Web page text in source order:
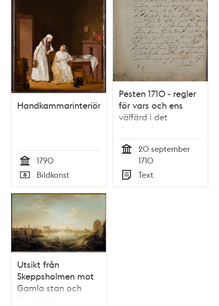
Handkammarinteriör
Tid
1790
Typ
Bildkonst
Pesten 1710 - regler
för vars och ens
välfärd i det
drabbade
Stockholm
20 september
1710
Typ
Text
Utsikt från
Skeppsholmen mot
Gamla stan och
Norrmalm